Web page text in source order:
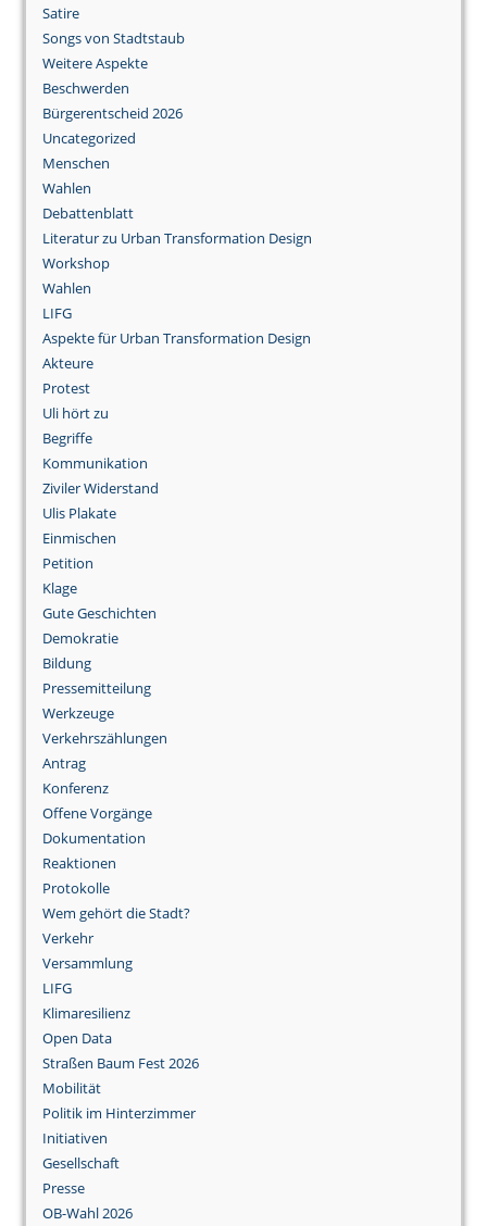
Satire
Songs von Stadtstaub
Weitere Aspekte
Beschwerden
Bürgerentscheid 2026
Uncategorized
Menschen
Wahlen
Debattenblatt
Literatur zu Urban Transformation Design
Workshop
Wahlen
LIFG
Aspekte für Urban Transformation Design
Akteure
Protest
Uli hört zu
Begriffe
Kommunikation
Ziviler Widerstand
Ulis Plakate
Einmischen
Petition
Klage
Gute Geschichten
Demokratie
Bildung
Pressemitteilung
Werkzeuge
Verkehrszählungen
Antrag
Konferenz
Offene Vorgänge
Dokumentation
Reaktionen
Protokolle
Wem gehört die Stadt?
Verkehr
Versammlung
LIFG
Klimaresilienz
Open Data
Straßen Baum Fest 2026
Mobilität
Politik im Hinterzimmer
Initiativen
Gesellschaft
Presse
OB-Wahl 2026